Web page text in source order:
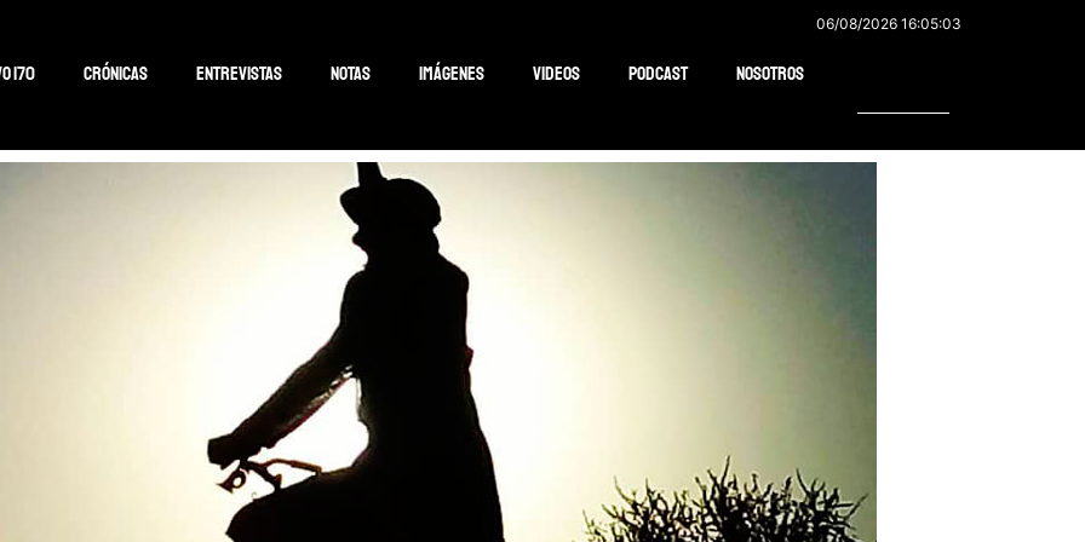
06/08/2026 16:05:03
170 Crónicas Entrevistas Notas Imágenes Videos Podcast Nosotros